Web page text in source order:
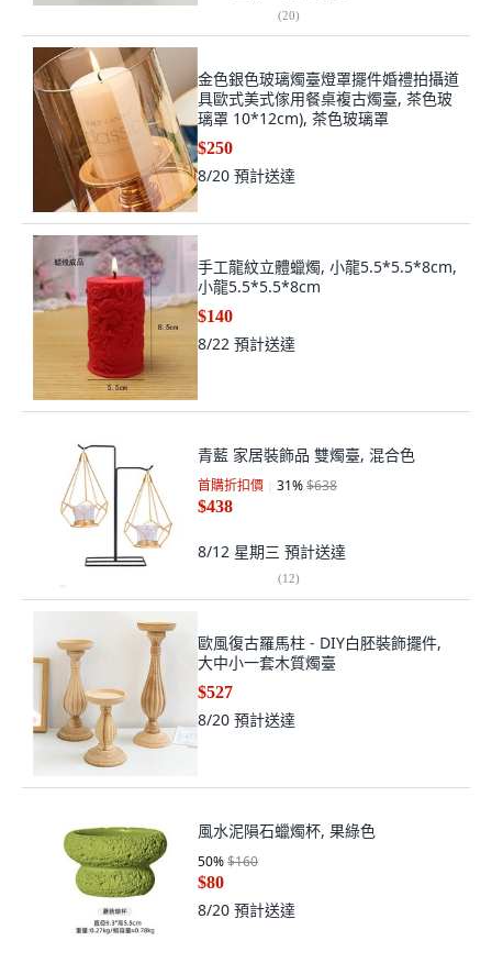
(20)
金色銀色玻璃燭臺燈罩擺件婚禮拍攝道
具歐式美式傢用餐桌複古燭臺, 茶色玻
璃罩 10*12cm), 茶色玻璃罩
$250
8/20 預計送達
手工龍紋立體蠟燭, 小龍5.5*5.5*8cm,
小龍5.5*5.5*8cm
$140
8/22 預計送達
青藍 家居裝飾品 雙燭臺, 混合色
首購折扣價 31%$638
$438
8/12 星期三 預計送達
(12)
歐風復古羅馬柱 - DIY白胚裝飾擺件,
大中小一套木質燭臺
$527
8/20 預計送達
風水泥隕石蠟燭杯, 果綠色
50%$160
$80
8/20 預計送達